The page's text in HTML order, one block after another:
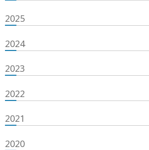
2025
2024
2023
2022
2021
2020